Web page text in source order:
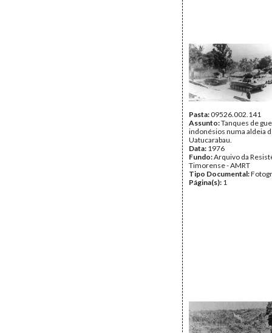
Pasta:09526.002.141
Assunto:Tanques de
indonésios numa aldeia
Uatucarabau.
Data: 1976
Fundo:Arquivo da
Timorense - AMRT
Tipo Documental:
Página(s): 1